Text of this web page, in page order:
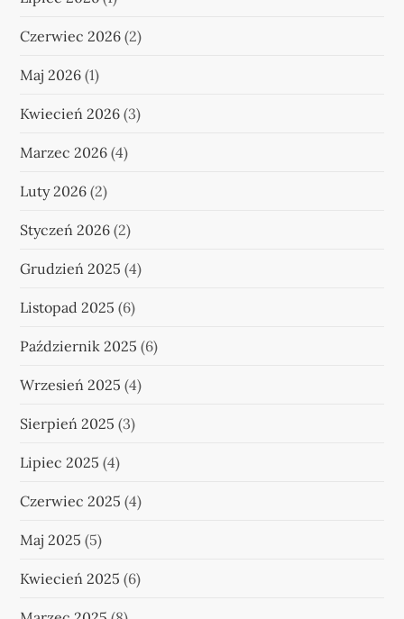
Czerwiec 2026 (2)
Maj 2026 (1)
Kwiecień 2026 (3)
Marzec 2026 (4)
Luty 2026 (2)
Styczeń 2026 (2)
Grudzień 2025 (4)
Listopad 2025 (6)
Październik 2025 (6)
Wrzesień 2025 (4)
Sierpień 2025 (3)
Lipiec 2025 (4)
Czerwiec 2025 (4)
Maj 2025 (5)
Kwiecień 2025 (6)